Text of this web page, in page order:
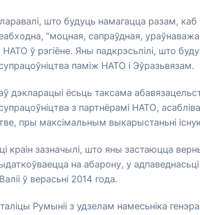
што будуць намагацца разам,
“моцная, сапраўдная,
ў рэгіёне. Яны падкрэсьлілі, што
паміж НАТО і Эўразьвязам.
дэкларацыі ёсьць таксама
з партнёрамі НАТО,
пры максімальным выкарыстаньні
краін зазначылі, што яны застаюцца
на абарону, у
ў верасьні 2014 года.
Румыніі з удзелам намесьніка